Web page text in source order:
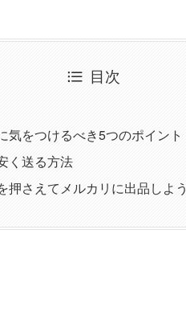
目次
気をつけるべき5つのポイント
く送る方法
押さえてメルカリに出品しよう